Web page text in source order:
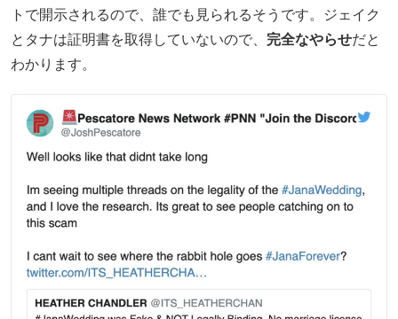
トで開示されるので、誰でも見られるそうです。ジェイク
とタナは証明書を取得していないので、 完全なやらせだと
わかります。